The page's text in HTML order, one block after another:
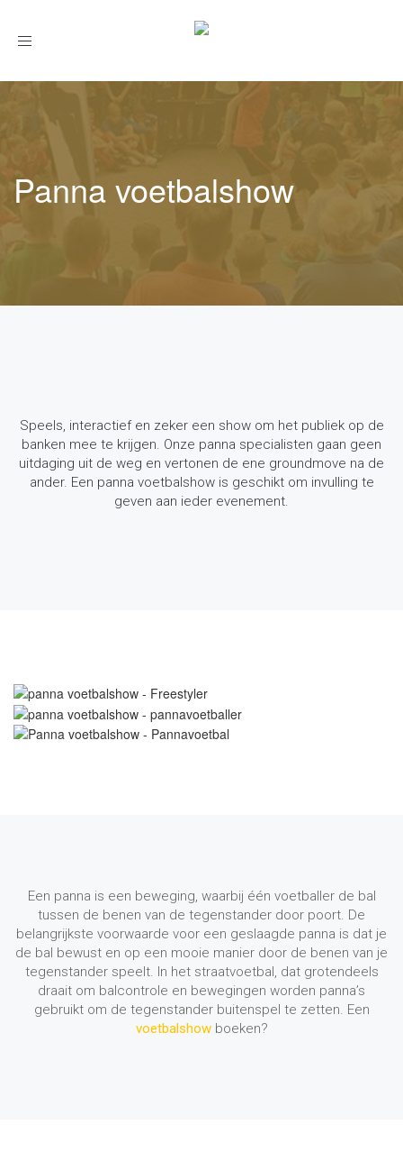
Toggle
Panna voetbalshow
Speels, interactief en zeker een show om het publiek op de
banken mee te krijgen. Onze panna specialisten gaan geen
uitdaging uit de weg en vertonen de ene groundmove na de
ander. Een panna voetbalshow is geschikt om invulling te
geven aan ieder evenement.
Een panna is een beweging, waarbij één voetballer de bal
tussen de benen van de tegenstander door poort. De
belangrijkste voorwaarde voor een geslaagde panna is dat je
de bal bewust en op een mooie manier door de benen van je
tegenstander speelt. In het straatvoetbal, dat grotendeels
draait om balcontrole en bewegingen worden panna’s
gebruikt om de tegenstander buitenspel te zetten. Een
voetbalshowboeken?